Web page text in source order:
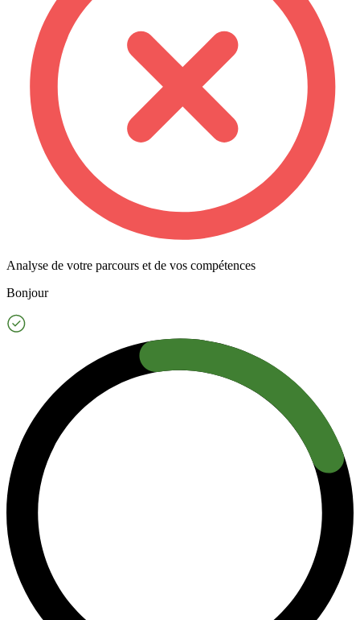
Analyse de votre parcours et de vos compétences
Bonjour